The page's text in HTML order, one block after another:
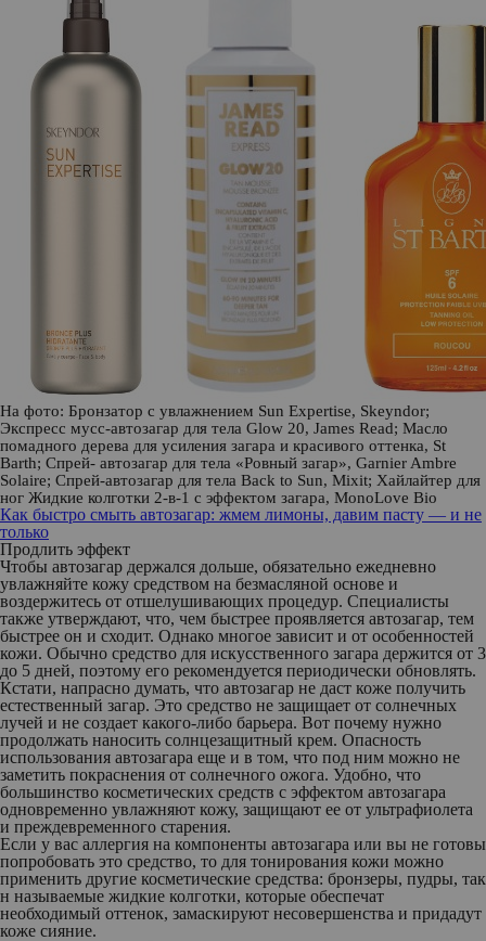
На фото: Бронзатор с увлажнением Sun Expertise, Skeyndor;
Экспресс мусс-автозагар для тела Glow 20, James Read; Масло
помадного дерева для усиления загара и красивого оттенка, St
Barth; Cпрей- автозагар для тела «Ровный загар», Garnier Ambre
Solaire; Спрей-автозагар для тела Back to Sun, Mixit; Хайлайтер для
ног Жидкие колготки 2-в-1 с эффектом загара, MonoLove Bio
Как быстро смыть автозагар: жмем лимоны, давим пасту — и не
только
Продлить эффект
Чтобы автозагар держался дольше, обязательно ежедневно
увлажняйте кожу средством на безмасляной основе и
воздержитесь от отшелушивающих процедур. Специалисты
также утверждают, что, чем быстрее проявляется автозагар, тем
быстрее он и сходит. Однако многое зависит и от особенностей
кожи. Обычно средство для искусственного загара держится от 3
до 5 дней, поэтому его рекомендуется периодически обновлять.
Кстати, напрасно думать, что автозагар не даст коже получить
естественный загар. Это средство не защищает от солнечных
лучей и не создает какого-либо барьера. Вот почему нужно
продолжать наносить солнцезащитный крем. Опасность
использования автозагара еще и в том, что под ним можно не
заметить покраснения от солнечного ожога. Удобно, что
большинство косметических средств с эффектом автозагара
одновременно увлажняют кожу, защищают ее от ультрафиолета
и преждевременного старения.
Если у вас аллергия на компоненты автозагара или вы не готовы
попробовать это средство, то для тонирования кожи можно
применить другие косметические средства: бронзеры, пудры, так
н называемые жидкие колготки, которые обеспечат
необходимый оттенок, замаскируют несовершенства и придадут
коже сияние.